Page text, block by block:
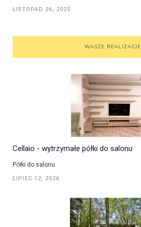
LISTOPAD 26, 2025
WASZE REALIZACJE
Cellaio - wytrzymałe półki do salonu
Półki do salonu
LIPIEC 12, 2026